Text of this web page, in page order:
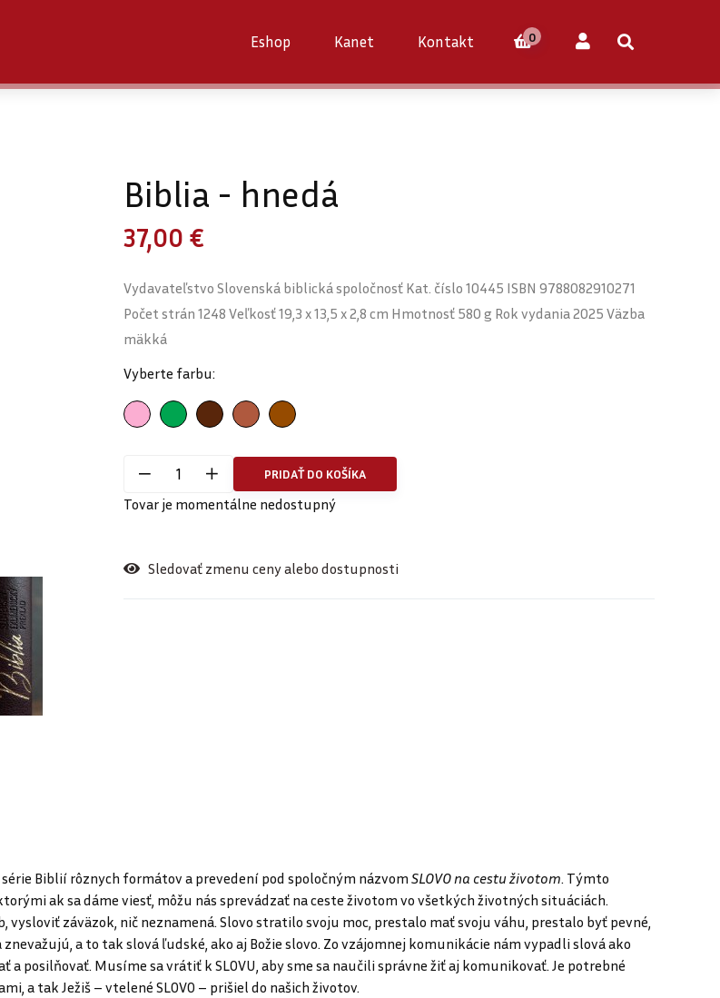
Eshop Kanet Kontakt 0
Biblia - hnedá
37,00 €
Vydavateľstvo Slovenská biblická spoločnosť Kat. číslo 10445 ISBN 9788082910271
Počet strán 1248 Veľkosť 19,3 x 13,5 x 2,8 cm Hmotnosť 580 g Rok vydania 2025 Väzba
mäkká
Vyberte farbu:
PRIDAŤ DO KOŠÍKA
Tovar je momentálne nedostupný
Sledovať zmenu ceny alebo dostupnosti
Biblií rôznych formátov a prevedení pod spoločným názvom SLOVO na cestu životom. Týmto
ak sa dáme viesť, môžu nás sprevádzať na ceste životom vo všetkých životných situáciách.
vysloviť záväzok, nič neznamená. Slovo stratilo svoju moc, prestalo mať svoju váhu, prestalo byť pevné,
a to tak slová ľudské, ako aj Božie slovo. Zo vzájomnej komunikácie nám vypadli slová ako
posilňovať. Musíme sa vrátiť k SLOVU, aby sme sa naučili správne žiť aj komunikovať. Je potrebné
a tak Ježiš – vtelené SLOVO – prišiel do našich životov.